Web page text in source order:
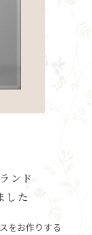
ンド
した
をお作りする